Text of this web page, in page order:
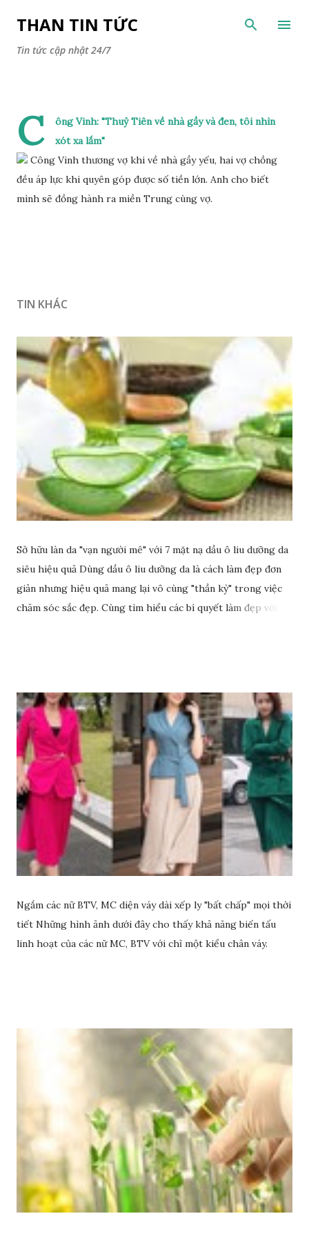
Chuyển đến nội dung chính
THAN TIN TỨC
Tin tức cập nhật 24/7
C
ông Vinh: "Thuỷ Tiên về nhà gầy và đen, tôi nhìn
xót xa lắm"
Công Vinh thương vợ khi về nhà gầy yếu, hai vợ chồng
đều áp lực khi quyên góp được số tiền lớn. Anh cho biết
mình sẽ đồng hành ra miền Trung cùng vợ.
TIN KHÁC
Sở hữu làn da "vạn người mê" với 7 mặt nạ dầu ô liu dưỡng da
siêu hiệu quả Dùng dầu ô liu dưỡng da là cách làm đẹp đơn
giản nhưng hiệu quả mang lại vô cùng "thần kỳ" trong việc
chăm sóc sắc đẹp. Cùng tìm hiểu các bí quyết làm đẹp với
Ngắm các nữ BTV, MC diện váy dài xếp ly "bất chấp" mọi thời
tiết Những hình ảnh dưới đây cho thấy khả năng biến tấu
linh hoạt của các nữ MC, BTV với chỉ một kiểu chân váy.